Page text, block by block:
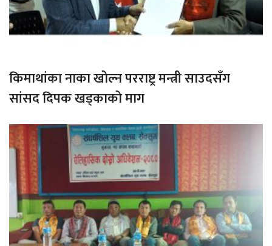
किमाथांका नाका खोल्न परराष्ट्र मन्त्री साउदसँग
सांसद दिपक खड्काको माग